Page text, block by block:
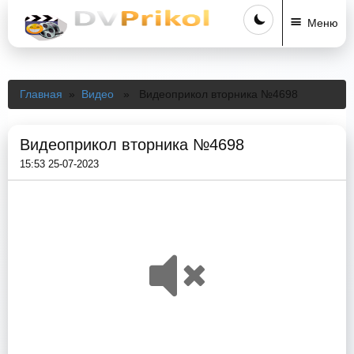
Меню
Главная » Видео » Видеоприкол вторника №4698
Видеоприкол вторника №4698
15:53 25-07-2023